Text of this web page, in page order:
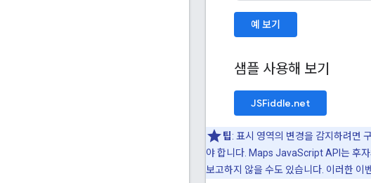
예 보기
샘플 사용해 보기
JSFiddle.net
팁: 표시 영역의 변경을 감지하려면
야 합니다. Maps JavaScript API는 후
보고하지 않을 수도 있습니다. 이러한 이